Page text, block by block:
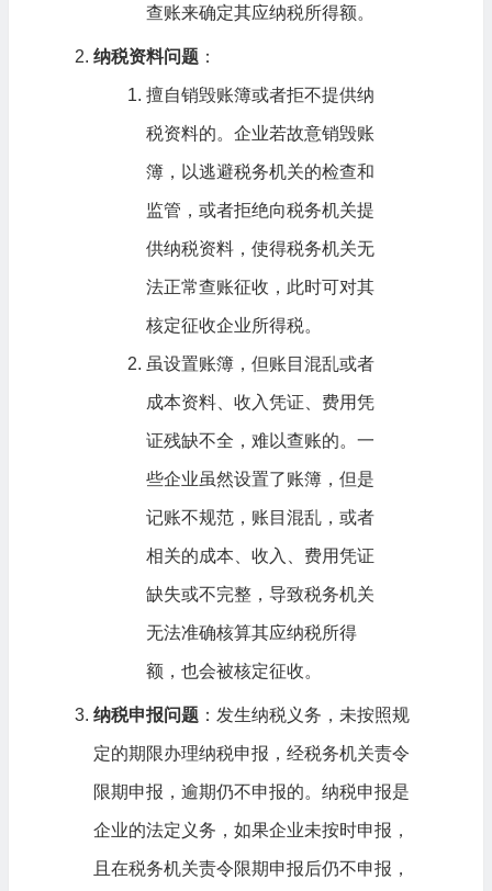
查账来确定其应纳税所得额。
纳税资料问题：
擅自销毁账簿或者拒不提供纳
税资料的。企业若故意销毁账
簿，以逃避税务机关的检查和
监管，或者拒绝向税务机关提
供纳税资料，使得税务机关无
法正常查账征收，此时可对其
核定征收企业所得税。
虽设置账簿，但账目混乱或者
成本资料、收入凭证、费用凭
证残缺不全，难以查账的。一
些企业虽然设置了账簿，但是
记账不规范，账目混乱，或者
相关的成本、收入、费用凭证
缺失或不完整，导致税务机关
无法准确核算其应纳税所得
额，也会被核定征收。
纳税申报问题：发生纳税义务，未按照规
定的期限办理纳税申报，经税务机关责令
限期申报，逾期仍不申报的。纳税申报是
企业的法定义务，如果企业未按时申报，
且在税务机关责令限期申报后仍不申报，